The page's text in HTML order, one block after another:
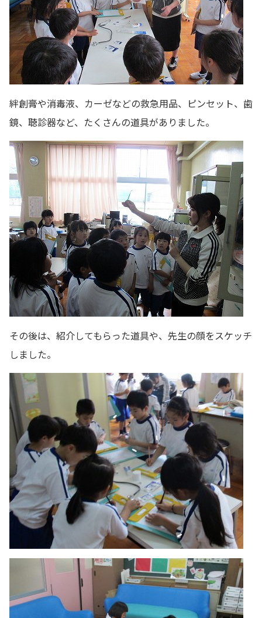
絆創膏や消毒液、カーゼなどの救急用品、ピンセット、歯
鏡、聴診器など、たくさんの道具がありました。
その後は、紹介してもらった道具や、先生の顔をスケッチ
しました。